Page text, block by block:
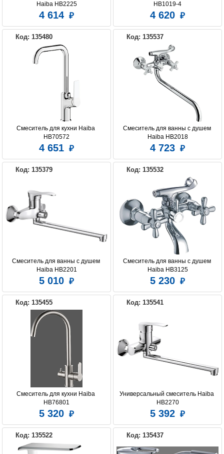
Haiba HB2225
4 614
HB1019-4
4 620
Код: 135480
Смеситель для кухни Haiba
HB70572
4 651
Код: 135537
Смеситель для ванны с душем
Haiba HB2018
4 723
Код: 135379
Смеситель для ванны с душем
Haiba HB2201
5 010
Код: 135532
Смеситель для ванны с душем
Haiba HB3125
5 230
Код: 135455
Смеситель для кухни Haiba
HB76801
5 320
Код: 135541
Универсальный смеситель Haiba
HB2270
5 392
Код: 135522 Код: 135437